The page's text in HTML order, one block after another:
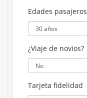
Edades pasajeros
¿Viaje de novios?
Tarjeta fidelidad